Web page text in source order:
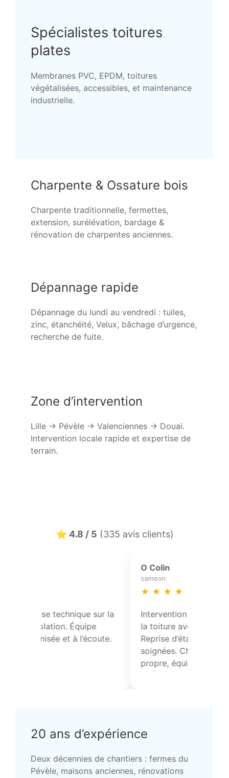
Spécialistes toitures
plates
Membranes PVC, EPDM, toitures
végétalisées, accessibles, et maintenance
industrielle.
Charpente & Ossature bois
Charpente traditionnelle, fermettes,
extension, surélévation, bardage &
rénovation de charpentes anciennes.
Dépannage rapide
Dépannage du lundi au vendredi : tuiles,
zinc, étanchéité, Velux, bâchage d’urgence,
recherche de fuite.
Zone d’intervention
Lille → Pévèle → Valenciennes → Douai.
Intervention locale rapide et expertise de
terrain.
⭐ 4.8 / 5 (335 avis clients)
Excellente maîtrise technique sur la
charpente et l’isolation. Équipe
ponctuelle, organisée et à l’écoute.
20 ans d’expérience
Deux décennies de chantiers : fermes du
Pévèle, maisons anciennes, rénovations